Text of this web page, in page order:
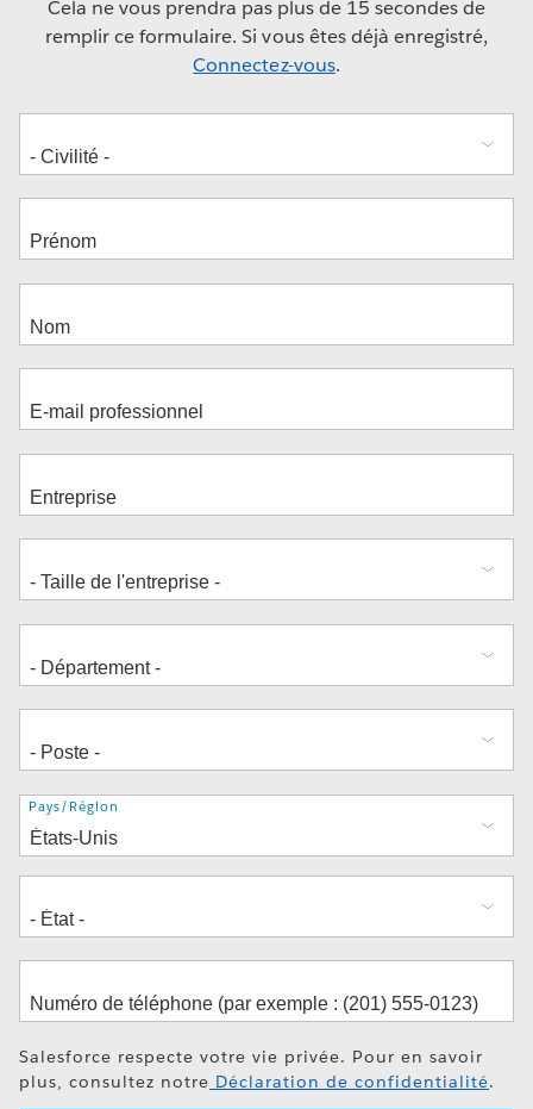
Cela ne vous prendra pas plus de 15 secondes de
remplir ce formulaire. Si vous êtes déjà enregistré,
Connectez-vous.
Adresse
Pays/Région
Salesforce respecte votre vie privée. Pour en savoir
plus, consultez notre Déclaration de confidentialité.